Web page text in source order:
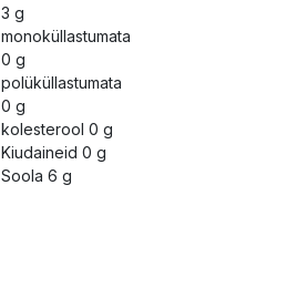
3 g
monoküllastumata
0 g
polüküllastumata
0 g
kolesterool 0 g
Kiudaineid 0 g
Soola 6 g